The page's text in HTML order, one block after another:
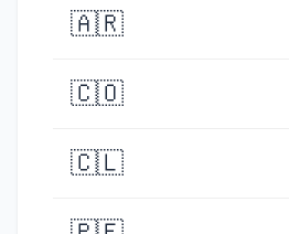
🇦🇷
🇨🇴
🇨🇱